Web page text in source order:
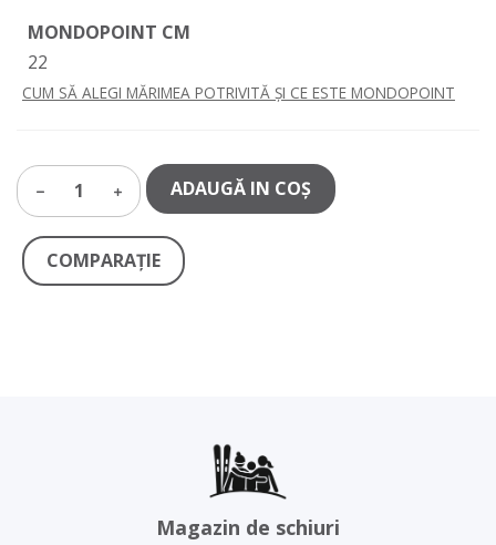
MONDOPOINT CM
22
CUM SĂ ALEGI MĂRIMEA POTRIVITĂ ȘI CE ESTE MONDOPOINT
1 ADAUGĂ IN COŞ
COMPARAŢIE
Magazin de schiuri